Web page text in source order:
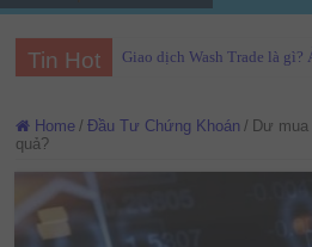
Tin Hot Giao dịch Wash Trade là
Home / Đầu Tư Chứng Khoán / Dư
quả?